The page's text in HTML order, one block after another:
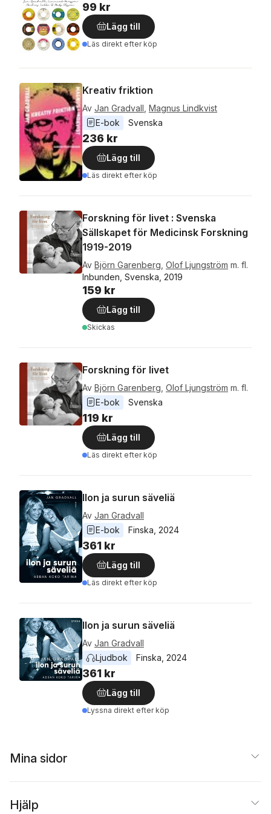
99 kr
Lägg till
Läs direkt efter köp
Kreativ friktion
Av Jan Gradvall Magnus Lindkvist
E-bok
Svenska
236 kr
Lägg till
Läs direkt efter köp
Forskning för livet : Svenska
Sällskapet för Medicinsk Forskning
1919-2019
Av Björn Garenberg, Olof Ljungström m. fl.
Inbunden, Svenska, 2019
159 kr
Lägg till
Skickas
Forskning för livet
Av Björn Garenberg, Olof Ljungström m. fl.
E-bok
Svenska
119 kr
Lägg till
Läs direkt efter köp
Ilon ja surun säveliä
Av Jan Gradvall
E-bok
Finska, 2024
361 kr
Lägg till
Läs direkt efter köp
Ilon ja surun säveliä
Av Jan Gradvall
Ljudbok
Finska, 2024
361 kr
Lägg till
Lyssna direkt efter köp
Mina sidor
Hjälp